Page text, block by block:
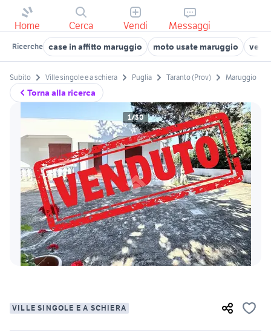
Home Cerca Vendi Messaggi
Ricerche case in affitto maruggio moto usate maruggio
Torna alla ricerca
Subito Ville singole e a schiera Puglia Taranto (Prov) Maruggio
1/30
VILLE SINGOLE E A SCHIERA